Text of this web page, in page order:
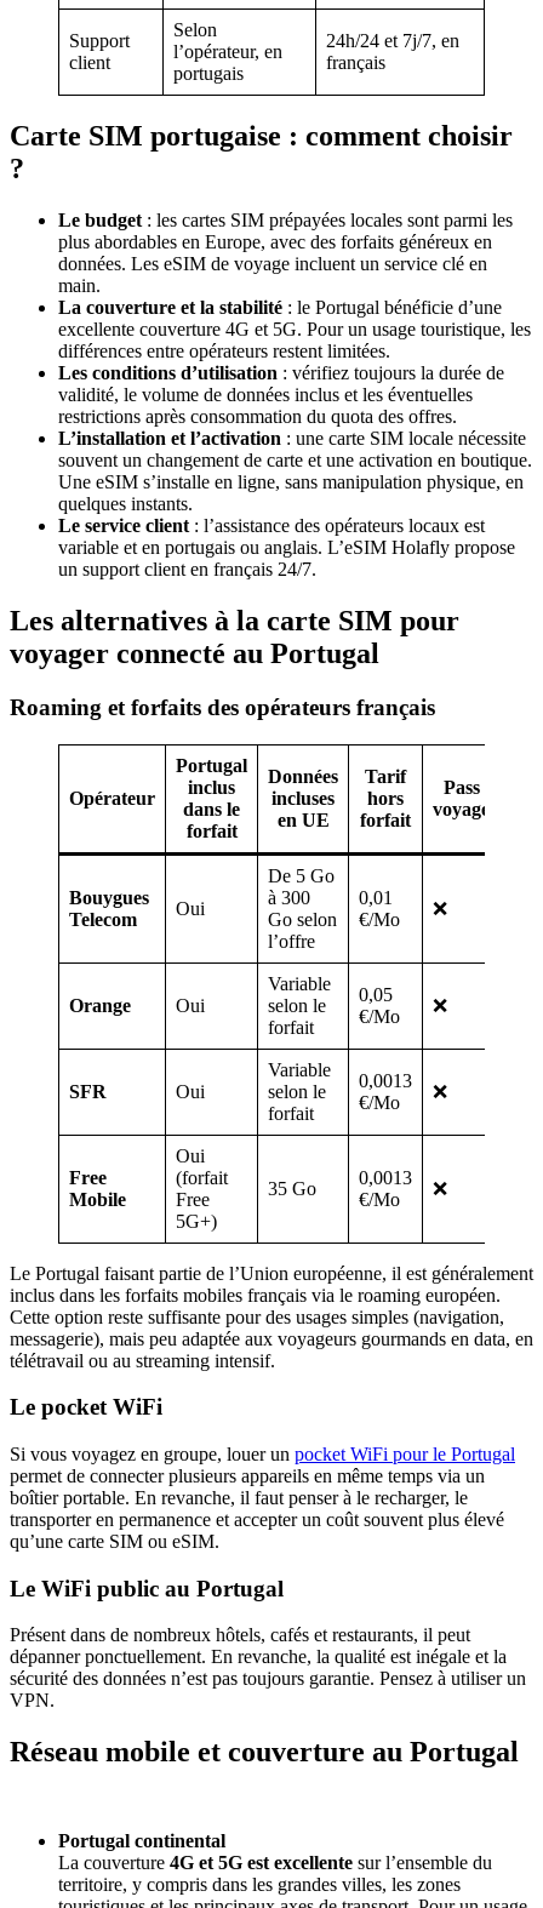
Support
client
Selon
l’opérateur, en
portugais
24h/24 et 7j/7, en
français
Carte SIM portugaise : comment choisir
?
Le budget : les cartes SIM prépayées locales sont parmi les
plus abordables en Europe, avec des forfaits généreux en
données. Les eSIM de voyage incluent un service clé en
main.
La couverture et la stabilité : le Portugal bénéficie d’une
excellente couverture 4G et 5G. Pour un usage touristique, les
différences entre opérateurs restent limitées.
Les conditions d’utilisation : vérifiez toujours la durée de
validité, le volume de données inclus et les éventuelles
restrictions après consommation du quota des offres.
L’installation et l’activation : une carte SIM locale nécessite
souvent un changement de carte et une activation en boutique.
Une eSIM s’installe en ligne, sans manipulation physique, en
quelques instants.
Le service client : l’assistance des opérateurs locaux est
variable et en portugais ou anglais. L’eSIM Holafly propose
un support client en français 24/7.
Les alternatives à la carte SIM pour
voyager connecté au Portugal
Roaming et forfaits des opérateurs français
Opérateur
Portugal
inclus
dans le
forfait
Données
incluses
en UE
Tarif
hors
forfait
Pass
voyage
Bouygues
Telecom
Oui
De 5 Go
à 300
Go selon
l’offre
0,01
€/Mo
❌
Orange Oui
Variable
selon le
forfait
0,05
€/Mo
❌
SFR Oui
Variable
selon le
forfait
0,0013
€/Mo
❌
Free
Mobile
Oui
(forfait
Free
5G+)
35 Go
0,0013
€/Mo
❌
Le Portugal faisant partie de l’Union européenne, il est généralement
inclus dans les forfaits mobiles français via le roaming européen.
Cette option reste suffisante pour des usages simples (navigation,
messagerie), mais peu adaptée aux voyageurs gourmands en data, en
télétravail ou au streaming intensif.
Le pocket WiFi
Si vous voyagez en groupe, louer un pocket WiFi pour le Portugal
permet de connecter plusieurs appareils en même temps via un
boîtier portable. En revanche, il faut penser à le recharger, le
transporter en permanence et accepter un coût souvent plus élevé
qu’une carte SIM ou eSIM.
Le WiFi public au Portugal
Présent dans de nombreux hôtels, cafés et restaurants, il peut
dépanner ponctuellement. En revanche, la qualité est inégale et la
sécurité des données n’est pas toujours garantie. Pensez à utiliser un
VPN.
Réseau mobile et couverture au Portugal
Portugal continental
La couverture 4G et 5G est excellente sur l’ensemble du
territoire, y compris dans les grandes villes, les zones